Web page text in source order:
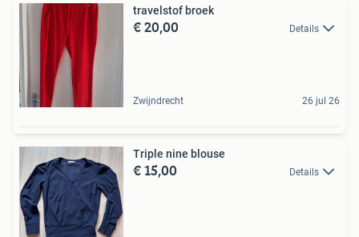
travelstof broek
€ 20,00 Details
Zwijndrecht 26 jul 26
Triple nine blouse
€ 15,00 Details